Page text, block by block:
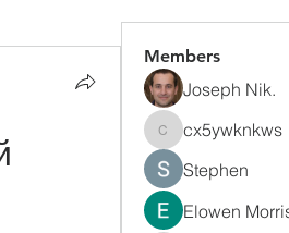
Members
Joseph Nik.
cx5ywknkws
cx5ywknkws
Stephen
Elowen